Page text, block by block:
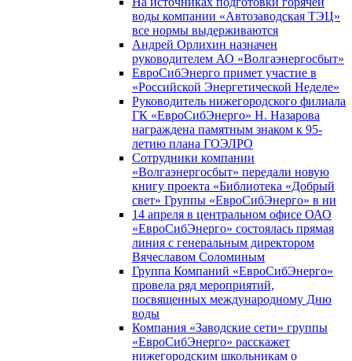
воды компании «Автозаводская ТЭЦ»
все нормы выдерживаются
Андрей Орлихин назначен
руководителем АО «Волгаэнергосбыт»
ЕвроСибЭнерго примет участие в
«Российской Энергетической Неделе»
Руководитель нижегородского филиала
ГК «ЕвроСибЭнерго» Н. Назарова
награждена памятным знаком к 95-
летию плана ГОЭЛРО
Сотрудники компании
«Волгаэнергосбыт» передали новую
книгу проекта «Библиотека «Добрый
свет» Группы «ЕвроСибЭнерго» в ни
14 апреля в центральном офисе ОАО
«ЕвроСибЭнерго» состоялась прямая
линия с генеральным директором
Вячеславом Соломиным
Группа Компаний «ЕвроСибЭнерго»
провела ряд мероприятий,
посвященных международному Дню
воды
Компания «Заводские сети» группы
«ЕвроСибЭнерго» расскажет
нижегородским школьникам о